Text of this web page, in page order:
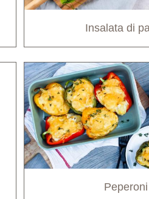
Insalata di